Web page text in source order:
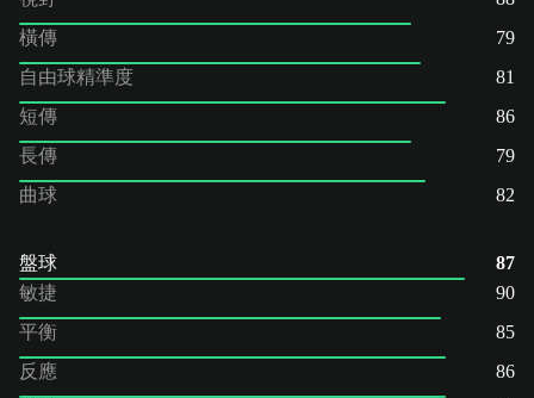
橫傳
79
自由球精準度
81
短傳
86
長傳
79
曲球
82
盤球
87
敏捷
90
平衡
85
反應
86